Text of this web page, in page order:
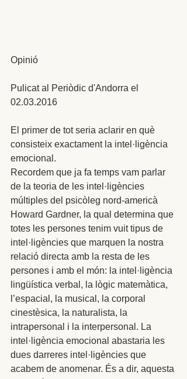
Opinió
Pulicat al Periòdic d'Andorra el
02.03.2016
El primer de tot seria aclarir en què
consisteix exactament la intel·ligència
emocional.
Recordem que ja fa temps vam parlar
de la teoria de les intel·ligències
múltiples del psicòleg nord-americà
Howard Gardner, la qual determina que
totes les persones tenim vuit tipus de
intel·ligències que marquen la nostra
relació directa amb la resta de les
persones i amb el món: la intel·ligència
lingüística verbal, la lògic matemàtica,
l’espacial, la musical, la corporal
cinestèsica, la naturalista, la
intrapersonal i la interpersonal. La
intel·ligència emocional abastaria les
dues darreres intel·ligències que
acabem de anomenar. És a dir, aquesta